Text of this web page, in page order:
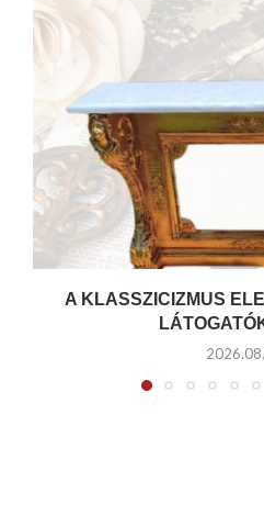
A KLASSZICIZMUS